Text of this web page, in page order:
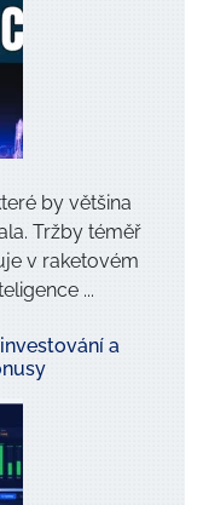
by většina
Tržby téměř
v raketovém
...
a